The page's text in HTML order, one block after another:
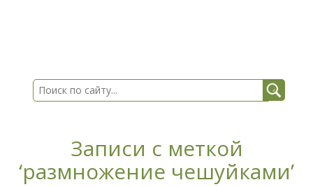
Записи с меткой
‘размножение чешуйками’